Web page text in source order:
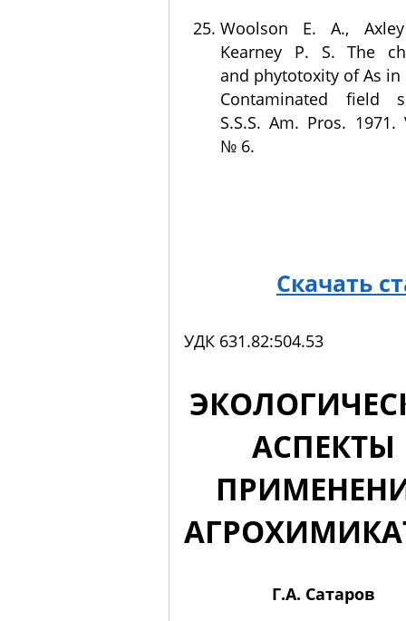
Woolson E. A.,
Kearney P. S. The
and phytotoxity of As in
Contaminated field
S.S.S. Am. Pros. 1971.
№ 6.
Скачать
УДК 631.82:504.53
АСПЕКТЫ
Г.А. Сатаров